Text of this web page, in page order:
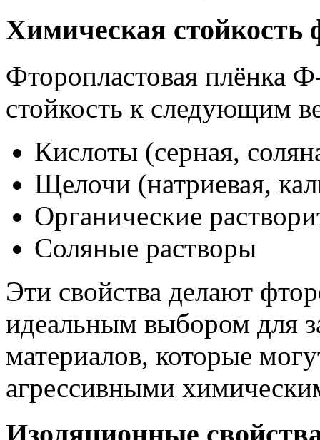
Химическая стойкость
Фторопластовая плёнка
стойкость к следующим
Кислоты (серная,
Щелочи (натриевая,
Органические
Соляные растворы
Эти свойства делают
идеальным выбором для
материалов, которые
агрессивными